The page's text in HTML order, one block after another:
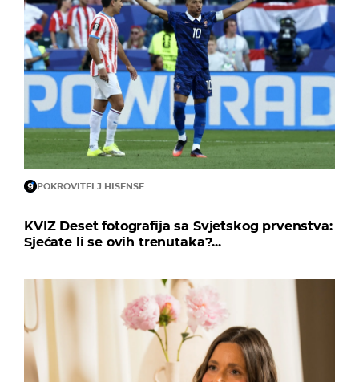
POKROVITELJ HISENSE
KVIZ Deset fotografija sa Svjetskog prvenstva:
Sjećate li se ovih trenutaka?...